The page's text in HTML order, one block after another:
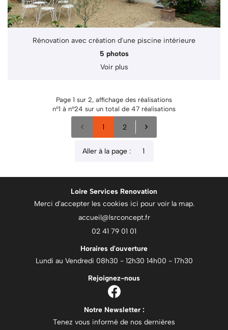
Rénovation avec création d'une piscine intérieure
5 photos
Voir plus
Page 1 sur 2, affichage des réalisations
n°1 à n°24 sur un total de 47 réalisations
1 2
Aller à la page :
Loire Services Renovation
Merci d'accepter les cookies ici pour voir la map.
02 41 79 01 01
Horaires d'ouverture
Lundi au Vendredi 08h30 - 12h30 14h00 - 17h30
Rejoignez-nous
Notre Newsletter :
Tenez vous informé de nos dernières